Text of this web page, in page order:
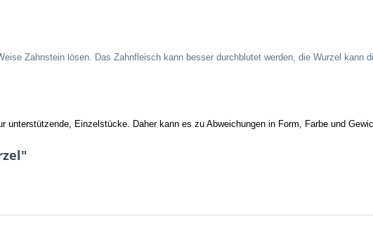
Zahnstein lösen. Das Zahnfleisch kann besser durchblutet werden, die Wurzel kann
unterstützende, Einzelstücke. Daher kann es zu Abweichungen in Form, Farbe und